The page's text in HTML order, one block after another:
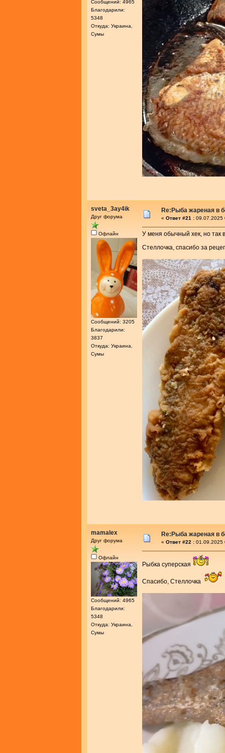
Сообщений: 4965
Благодарили:
5348
Откуда: Украина,
Сумы
sveta_3ay4ik
Друг форума
Офлайн
Сообщений: 3205
Благодарили:
3837
Откуда: Украина,
Сумы
Re:Рыба жареная в
« Ответ #21 : 09.07.2025
У меня обычный хек, но так
Стеллочка, спасибо за
mamalex
Друг форума
Офлайн
Сообщений: 4965
Благодарили:
5348
Откуда: Украина,
Сумы
Re:Рыба жареная в
« Ответ #22 : 01.09.2025
Рыбка суперская
Спасибо, Стеллочка